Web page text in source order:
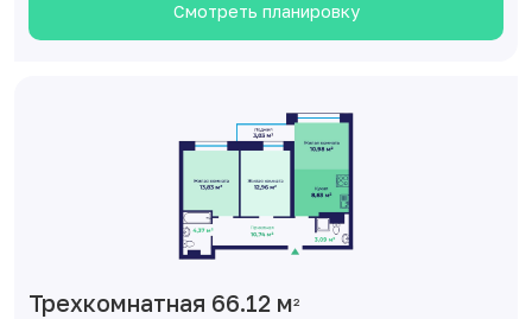
Смотреть планировку
Трехкомнатная 66.12 м2